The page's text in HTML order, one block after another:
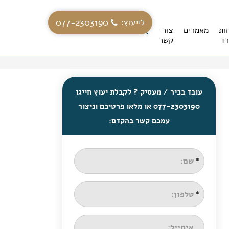
מאמרים
צור
קשר
לייעוץ: 077-2303190
עובד בכיר / מעסיק ? לקבלת יעוץ חייגו
077-2303190 או מלאו פרטיכם וניצור
עמכם קשר בהקדם: